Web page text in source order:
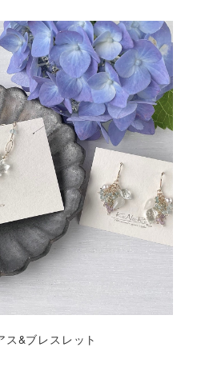
&ブレスレット